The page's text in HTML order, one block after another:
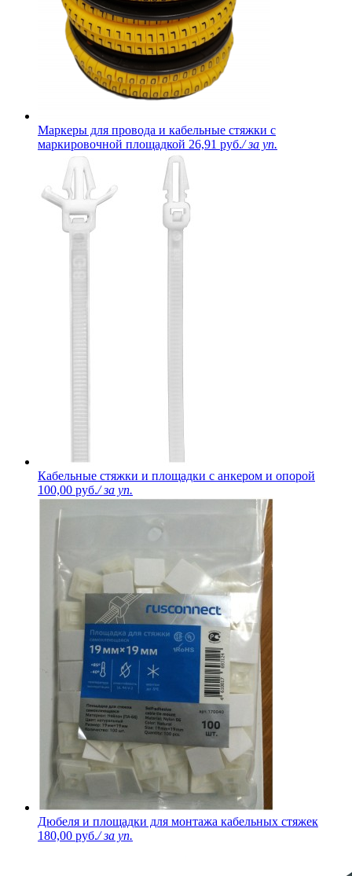
Маркеры для провода и кабельные стяжки с
маркировочной площадкой 26,91 руб./ за уп.
Кабельные стяжки и площадки с анкером и опорой
100,00 руб./ за уп.
Дюбеля и площадки для монтажа кабельных стяжек
180,00 руб./ за уп.